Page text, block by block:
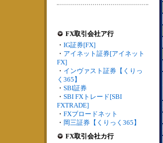
FX取引会社ア行
・ IG証券[FX]
・ アイネット証券[アイネット
FX]
・ インヴァスト証券【くりっ
く365】
・ SBI証券
・ SBI FXトレード[SBI
FXTRADE]
・ FXブロードネット
・ 岡三証券【くりっく365】
FX取引会社カ行